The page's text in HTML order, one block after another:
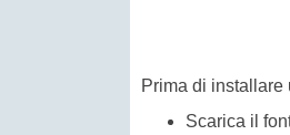
Prima di installare
Scarica il